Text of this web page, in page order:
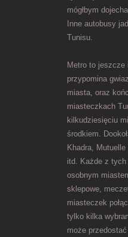
mógłbym
Inne autobusy
Tunisu.
Metro to jeszcze
przypomina
miasta, oraz
miasteczkach
kilkudziesięciu
środkiem.
Khadra,
itd. Każde z
osobnym
sklepowe,
miasteczek
tylko kilka
może